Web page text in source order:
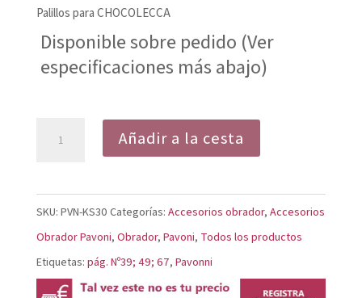
Palillos para CHOCOLECCA
Disponible sobre pedido (Ver
especificaciones más abajo)
cantidad
Añadir a la cesta
SKU: PVN-KS30 Categorías: Accesorios obrador, Accesorios
Obrador Pavoni, Obrador, Pavoni, Todos los productos
Etiquetas: pág. Nº39; 49; 67, Pavonni